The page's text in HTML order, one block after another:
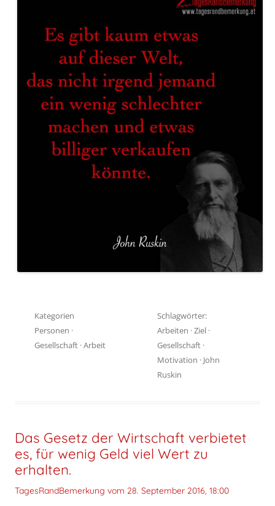
Kategorien
Personen ·
Gesellschaft ·Arbeit
Schlagwörter:
Arbeiten ·Ziel ·
Gesellschaft ·
Motivation · John
Ruskin
Das Gesetz der Wirtschaft verbietet
es, für wenig Geld viel Wert zu
erhalten.
TagesRandBemerkung vom 28. September 2016, 18:00